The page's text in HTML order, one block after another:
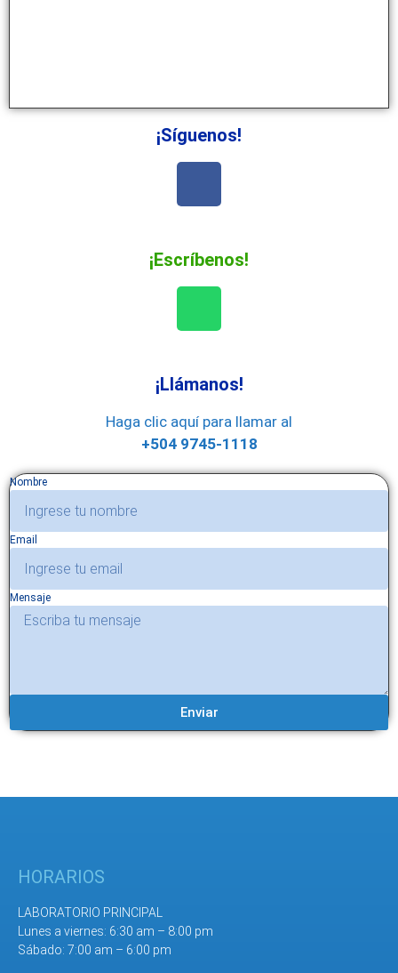
¡Síguenos!
¡Escríbenos!
¡Llámanos!
Haga clic aquí para llamar al
+504 9745-1118
Nombre
Email
Mensaje
Enviar
HORARIOS
LABORATORIO PRINCIPAL
Lunes a viernes: 6:30 am – 8:00 pm
Sábado: 7:00 am – 6:00 pm